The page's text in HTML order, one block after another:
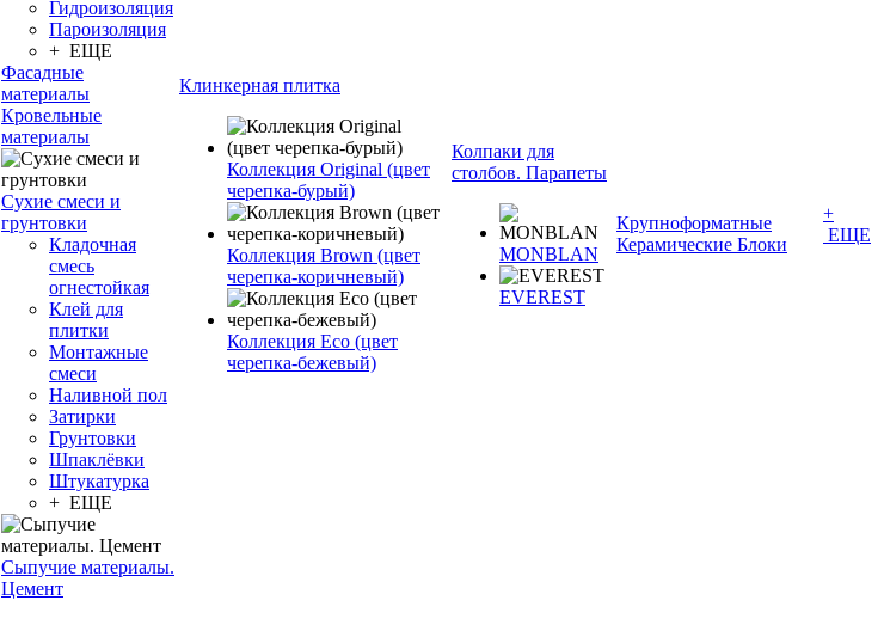
Гидроизоляция
Пароизоляция
+ ЕЩЕ
Фасадные
материалы
Кровельные
материалы
Сухие смеси и
грунтовки
Кладочная
смесь
огнестойкая
Клей для
плитки
Монтажные
смеси
Наливной пол
Затирки
Грунтовки
Шпаклёвки
Штукатурка
+ ЕЩЕ
Сыпучие материалы.
Цемент
Клинкерная плитка
Коллекция Original (цвет
черепка-бурый)
Коллекция Brown (цвет
черепка-коричневый)
Коллекция Eco (цвет
черепка-бежевый)
Колпаки для
столбов. Парапеты
MONBLAN
EVEREST
Крупноформатные
Керамические Блоки
+
ЕЩЕ